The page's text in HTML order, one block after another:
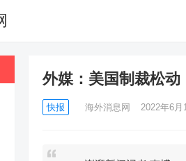
外媒：美国制裁松
快报 海外消息网 2022年6月